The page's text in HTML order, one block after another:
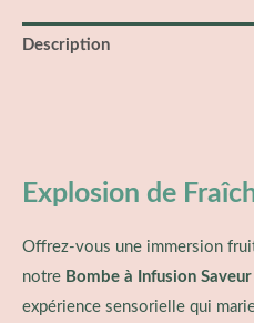
Description
Explosion de
Offrez-vous une immersion
notre Bombe à Infusion
expérience sensorielle qui